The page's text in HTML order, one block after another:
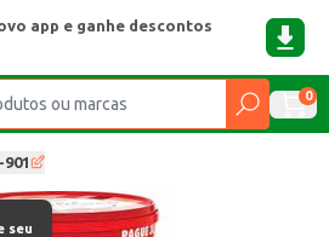
app e ganhe descontos
0
901
seu